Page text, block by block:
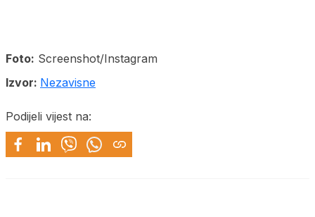
Foto: Screenshot/Instagram
Izvor: Nezavisne
Podijeli vijest na: